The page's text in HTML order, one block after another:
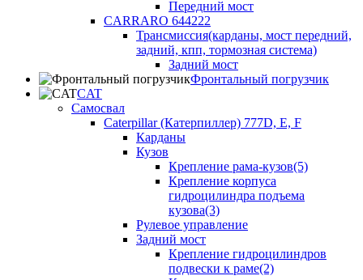
Передний мост
CARRARO 644222
Трансмиссия(карданы, мост передний,
задний, кпп, тормозная система)
Задний мост
Фронтальный погрузчик
CAT
Самосвал
Caterpillar (Катерпиллер) 777D, E, F
Карданы
Кузов
Крепление рама-кузов(5)
Крепление корпуса
гидроцилиндра подъема
кузова(3)
Рулевое управление
Задний мост
Крепление гидроцилиндров
подвески к раме(2)